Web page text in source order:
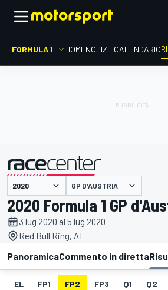
FORMULA 1 HOMENOTIZIECALENDARIO
presentato da GP D'AUSTRIA
2020 Formula 1 GP
3 lug 2020 al 5 lug 2020
Red Bull Ring, AT
PanoramicaCommento in diretta
EL FP1 FP2 FP3 Q1 Q2